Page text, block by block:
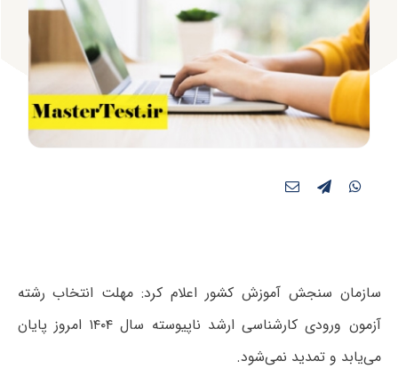
سازمان سنجش آموزش کشور اعلام کرد: مهلت انتخاب رشته
آزمون ورودی کارشناسی ارشد ناپیوسته سال ۱۴۰۴ امروز پایان
می‌یابد و تمدید نمی‌شود.